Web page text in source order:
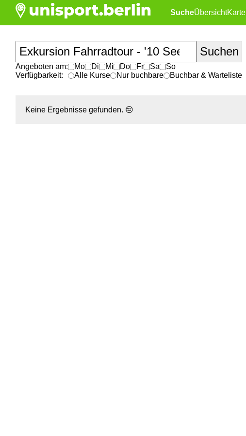
SucheÜbersichtKarte
Angeboten am: Mo Di Mi Do Fr Sa
So
Verfügbarkeit:
Alle Kurse Nur buchbare Buchbar & Warteliste
Keine Ergebnisse gefunden. 😔